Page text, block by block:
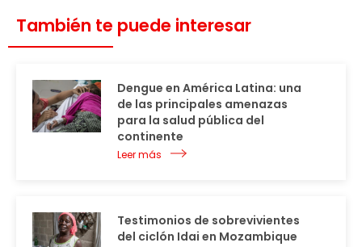
También te puede interesar
Dengue en América Latina: una
de las principales amenazas
para la salud pública del
continente
Leer más
Testimonios de sobrevivientes
del ciclón Idai en Mozambique